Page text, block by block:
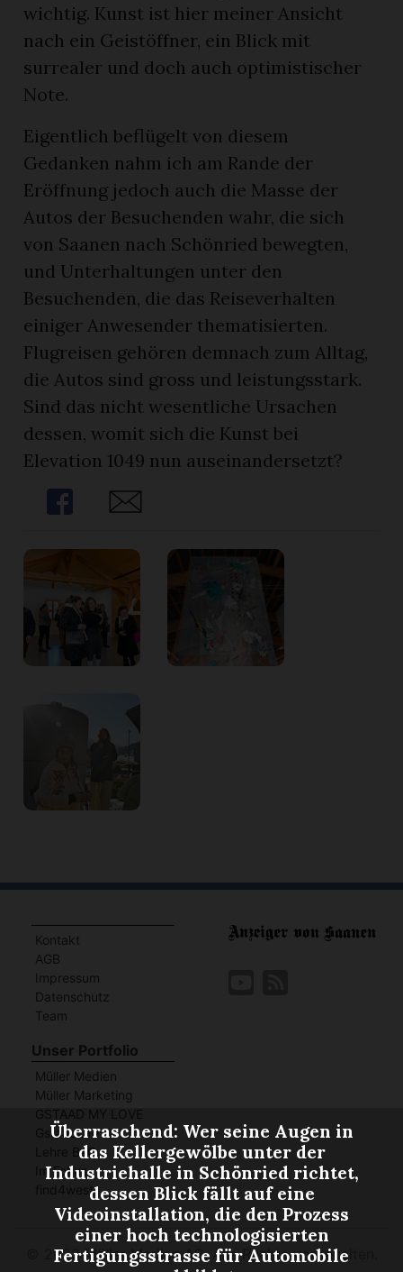
wichtig. Kunst ist hier meiner Ansicht
nach ein Geistöffner, ein Blick mit
surrealer und doch auch optimistischer
Note.
Eigentlich beflügelt von diesem
Gedanken nahm ich am Rande der
Eröffnung jedoch auch die Masse der
Autos der Besuchenden wahr, die sich
von Saanen nach Schönried bewegten,
und Unterhaltungen unter den
Besuchenden, die das Reiseverhalten
einiger Anwesender thematisierten.
Flugreisen gehören demnach zum Alltag,
die Autos sind gross und leistungsstark.
Sind das nicht wesentliche Ursachen
dessen, womit sich die Kunst bei
Elevation 1049 nun auseinandersetzt?
Share
Share
Überraschend: Wer seine Augen in
das Kellergewölbe unter der
Industriehalle in Schönried richtet,
dessen Blick fällt auf eine
Videoinstallation, die den Prozess
einer hoch technologisierten
Fertigungsstrasse für Automobile
Kontakt
AGB
Impressum
Datenschutz
Team
Unser Portfolio
Müller Medien
Müller Marketing
GstaadLife
Lehre BeO
Im Fokus
find4west
2023 Müller Medien AG. Alle Rechte vorbehalten.